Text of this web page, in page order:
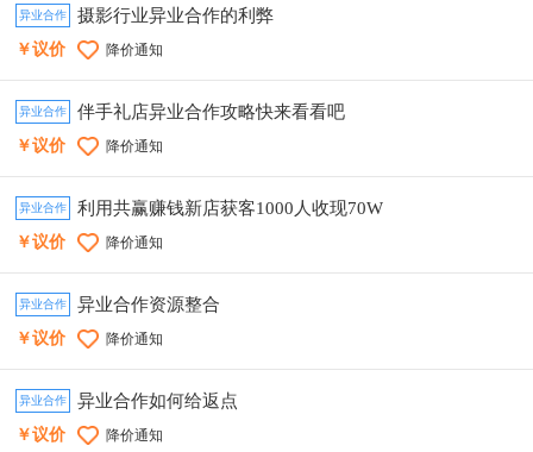
异业合作 摄影行业异业合作的利弊
￥议价 降价通知
异业合作 伴手礼店异业合作攻略快来看看吧
￥议价 降价通知
异业合作 利用共赢赚钱新店获客1000人收现70W
￥议价 降价通知
异业合作 异业合作资源整合
￥议价 降价通知
异业合作 异业合作如何给返点
￥议价 降价通知